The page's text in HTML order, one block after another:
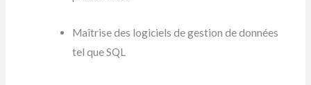
Maîtrise des logiciels de gestion de données
tel que SQL